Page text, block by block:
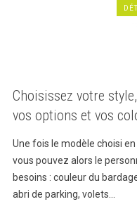
Choisissez votre style,
vos options et vos
Une fois le modèle choisi
vous pouvez alors le
besoins : couleur du
abri de parking, volets...